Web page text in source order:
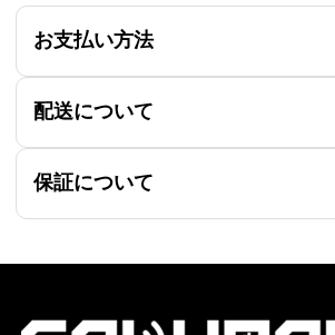
お支払い方法
配送について
保証について